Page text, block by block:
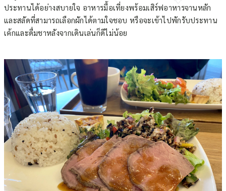
ประทานได้อย่างสบายใจ อาหารมื้อเที่ยงพร้อมเสิร์ฟอาหารจานหลัก
และสลัดที่สามารถเลือกผักได้ตามใจชอบ หรือจะเข้าไปพักรับประทาน
เค้กและดื่มชาหลังจากเดินเล่นก็ดีไม่น้อย